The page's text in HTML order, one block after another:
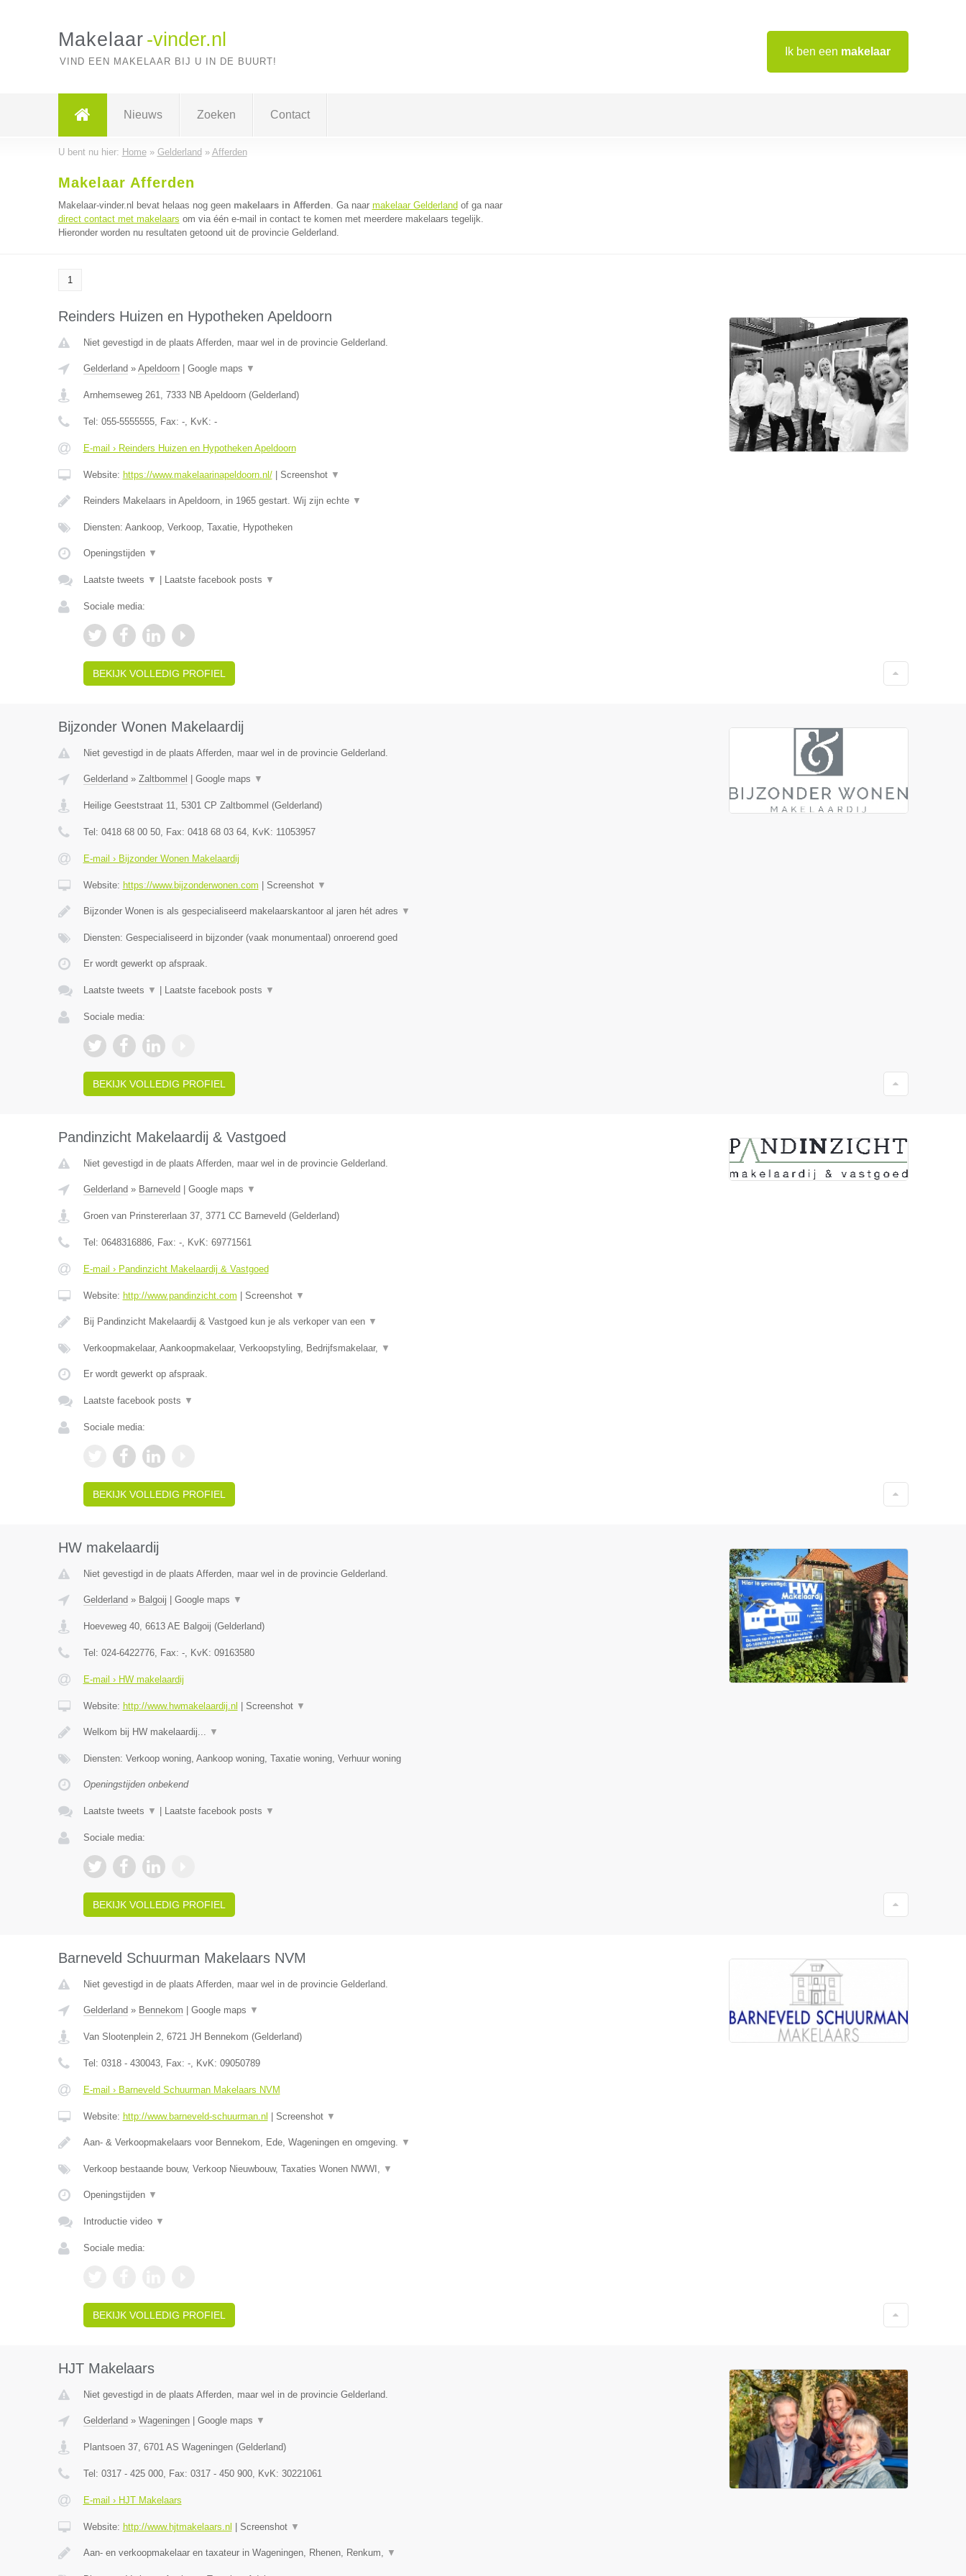
Ik ben een makelaar
Makelaar -vinder.nl
VIND EEN MAKELAAR BIJ U IN DE BUURT!
Nieuws Zoeken Contact
U bent nu hier: Home» Gelderland » Afferden
Makelaar Afferden
Makelaar-vinder.nl bevat helaas nog geen makelaars in Afferden. Ga naar makelaar Gelderland of ga naar
direct contact met makelaars om via één e-mail in contact te komen met meerdere makelaars tegelijk.
Hieronder worden nu resultaten getoond uit de provincie Gelderland.
1
Reinders Huizen en Hypotheken Apeldoorn
Niet gevestigd in de plaats Afferden, maar wel in de provincie Gelderland.
Gelderland » Apeldoorn| Google maps ▼
Arnhemseweg 261, 7333 NB Apeldoorn(Gelderland)
Tel: 055-5555555, Fax: -, KvK: -
E-mail › Reinders Huizen en Hypotheken Apeldoorn
Website: https://www.makelaarinapeldoorn.nl/| Screenshot ▼
Reinders Makelaars in Apeldoorn, in 1965 gestart. Wij zijn echte ▼
Diensten: Aankoop, Verkoop, Taxatie, Hypotheken
Openingstijden ▼
Laatste tweets ▼ Laatste facebook posts ▼
Sociale media:
BEKIJK VOLLEDIG PROFIEL
Bijzonder Wonen Makelaardij
Niet gevestigd in de plaats Afferden, maar wel in de provincie Gelderland.
Gelderland » Zaltbommel Google maps ▼
Heilige Geeststraat 11, 5301 CP Zaltbommel (Gelderland)
Tel: 0418 68 00 50, Fax: 0418 68 03 64, KvK: 11053957
E-mail › Bijzonder Wonen Makelaardij
Website: https://www.bijzonderwonen.com Screenshot ▼
Bijzonder Wonen is als gespecialiseerd makelaarskantoor al jaren hét adres ▼
Diensten: Gespecialiseerd in bijzonder (vaak monumentaal) onroerend goed
Er wordt gewerkt op afspraak.
Laatste tweets ▼ Laatste facebook posts ▼
Sociale media:
BEKIJK VOLLEDIG PROFIEL
Pandinzicht Makelaardij & Vastgoed
Niet gevestigd in de plaats Afferden, maar wel in de provincie Gelderland.
Gelderland » Barneveld Google maps ▼
Groen van Prinstererlaan 37, 3771 CC Barneveld (Gelderland)
Tel: 0648316886, Fax: -, KvK: 69771561
E-mail › Pandinzicht Makelaardij & Vastgoed
Website: http://www.pandinzicht.com Screenshot ▼
Bij Pandinzicht Makelaardij & Vastgoed kun je als verkoper van een ▼
Verkoopmakelaar, Aankoopmakelaar, Verkoopstyling, Bedrijfsmakelaar, ▼
Er wordt gewerkt op afspraak.
Laatste facebook posts ▼
Sociale media:
BEKIJK VOLLEDIG PROFIEL
HW makelaardij
Niet gevestigd in de plaats Afferden, maar wel in de provincie Gelderland.
Gelderland » Balgoij Google maps ▼
Hoeveweg 40, 6613 AE Balgoij (Gelderland)
Tel: 024-6422776, Fax: -, KvK: 09163580
E-mail › HW makelaardij
Website: http://www.hwmakelaardij.nl Screenshot ▼
Welkom bij HW makelaardij... ▼
Diensten: Verkoop woning, Aankoop woning, Taxatie woning, Verhuur woning
Openingstijden onbekend
Laatste tweets ▼ Laatste facebook posts ▼
Sociale media:
BEKIJK VOLLEDIG PROFIEL
Barneveld Schuurman Makelaars NVM
Niet gevestigd in de plaats Afferden, maar wel in de provincie Gelderland.
Gelderland » Bennekom Google maps ▼
Van Slootenplein 2, 6721 JH Bennekom (Gelderland)
Tel: 0318 - 430043, Fax: -, KvK: 09050789
E-mail › Barneveld Schuurman Makelaars NVM
Website: http://www.barneveld-schuurman.nl Screenshot ▼
Aan- & Verkoopmakelaars voor Bennekom, Ede, Wageningen en omgeving. ▼
Verkoop bestaande bouw, Verkoop Nieuwbouw, Taxaties Wonen NWWI, ▼
Openingstijden ▼
Introductie video ▼
Sociale media:
BEKIJK VOLLEDIG PROFIEL
HJT Makelaars
Niet gevestigd in de plaats Afferden, maar wel in de provincie Gelderland.
Gelderland » Wageningen| Google maps ▼
Plantsoen 37, 6701 AS Wageningen(Gelderland)
Tel: 0317 - 425 000, Fax: 0317 - 450 900, KvK: 30221061
E-mail › HJT Makelaars
Website: http://www.hjtmakelaars.nl Screenshot ▼
Aan- en verkoopmakelaar en taxateur in Wageningen, Rhenen, Renkum, ▼